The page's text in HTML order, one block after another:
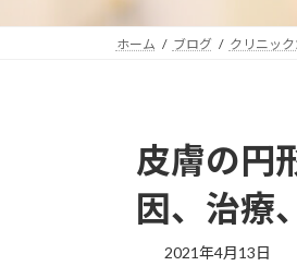
ホーム ブログ クリニック
皮膚の円
因、治療
2021年4月13日